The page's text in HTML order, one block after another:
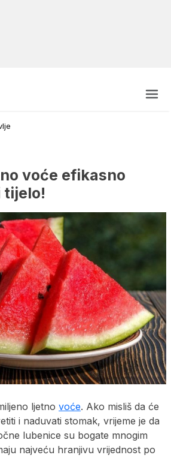
voće efikasno
tijelo!
ljetno voće. Ako misliš da će
i naduvati stomak, vrijeme je da
lubenice su bogate mnogim
najveću hranjivu vrijednost po